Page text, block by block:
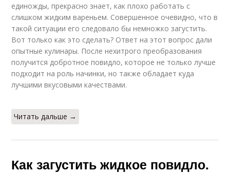
единожды, прекрасно знает, как плохо работать с
слишком жидким вареньем. Совершенное очевидно, что в
такой ситуации его следовало бы немножко загустить.
Вот только как это сделать? Ответ на этот вопрос дали
опытные кулинары. После нехитрого преобразования
получится добротное повидло, которое не только лучше
подходит на роль начинки, но также обладает куда
лучшими вкусовыми качествами.
Читать дальше →
Как загустить жидкое повидло.